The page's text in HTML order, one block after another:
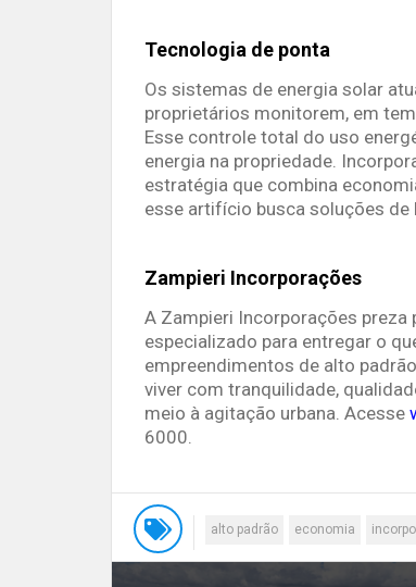
Tecnologia de ponta
Os sistemas de energia solar
proprietários monitorem, em
Esse controle total do uso
energia na propriedade.
estratégia que combina
esse artifício busca soluções
Zampieri Incorporações
A Zampieri Incorporações preza
especializado para entregar o
empreendimentos de alto
viver com tranquilidade,
meio à agitação urbana. Acesse
6000.
alto padrão economia